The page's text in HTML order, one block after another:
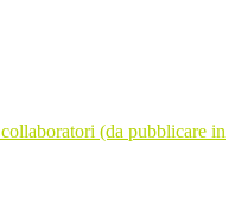
(da pubblicare in